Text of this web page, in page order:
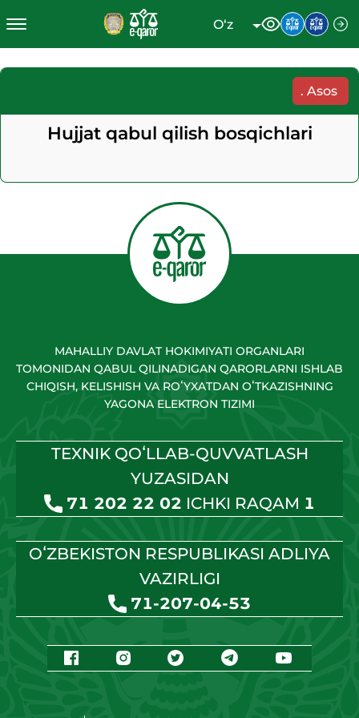
O‘z
. Asos
Hujjat qabul qilish bosqichlari
MAHALLIY DAVLAT HOKIMIYATI ORGANLARI
TOMONIDAN QABUL QILINADIGAN QARORLARNI ISHLAB
CHIQISH, KELISHISH VA ROʻYXATDAN OʻTKAZISHNING
YAGONA ELEKTRON TIZIMI
TEXNIK QOʻLLAB-QUVVATLASH
YUZASIDAN
71 202 22 02 ICHKI RAQAM 1
OʻZBEKISTON RESPUBLIKASI ADLIYA
VAZIRLIGI
71-207-04-53